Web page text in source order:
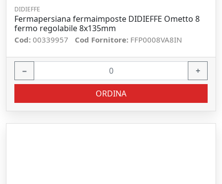
DIDIEFFE
Fermapersiana fermaimposte DIDIEFFE Ometto 8
fermo regolabile 8x135mm
Cod: 00339957 Cod Fornitore: FFP0008VA8IN
− +
ORDINA